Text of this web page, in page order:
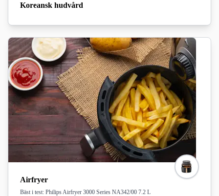
Koreansk hudvård
Airfryer
Bäst i test: Philips Airfryer 3000 Series NA342/00 7.2 L